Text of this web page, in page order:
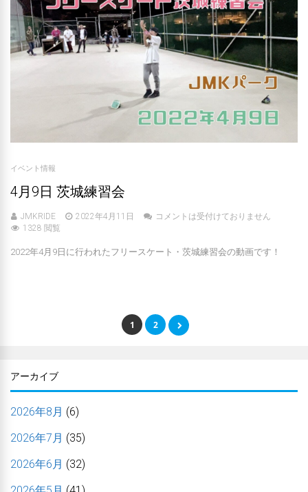
イベント情報
4月9日 茨城練習会
JMKRIDE 2022年4月11日
コメントは受付けておりません
1328 閲覧
2022年4月9日に行われたフリースケート・茨城練習会の動画です！
1 2
アーカイブ
2026年8月 (6)
2026年7月 (35)
2026年6月 (32)